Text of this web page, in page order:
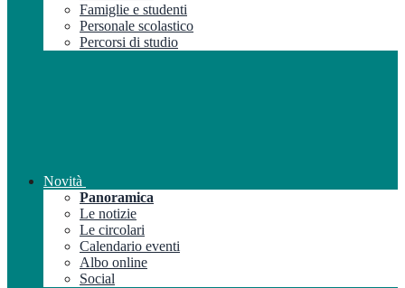
Famiglie e studenti
Personale scolastico
Percorsi di studio
Novità
Panoramica
Le notizie
Le circolari
Calendario eventi
Albo online
Social